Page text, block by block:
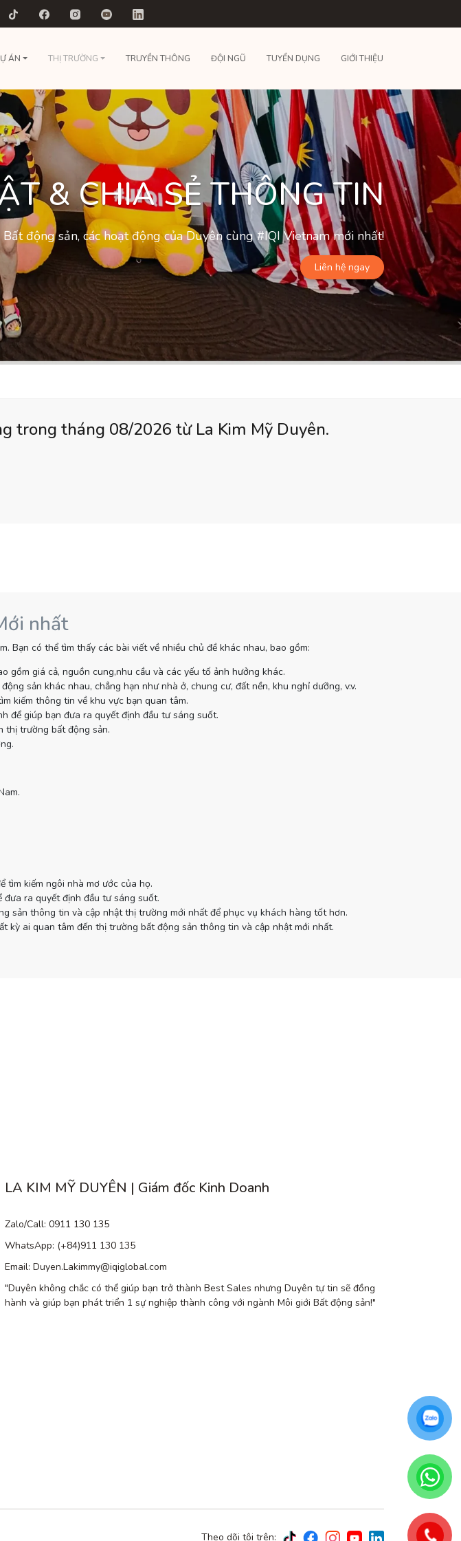
ÁN THỊ TRƯỜNG TRUYỀN THÔNG ĐỘI NGŨ TUYỂN DỤNG GIỚI THIỆU
& CHIA SẺ THÔNG TIN
động sản, các hoạt động của Duyên cùng #IQI Vietnam mới nhất!
Liên hệ ngay
trong tháng 08/2026 từ La Kim Mỹ Duyên.
nhất
có thể tìm thấy các bài viết về nhiều chủ đề khác nhau, bao gồm:
giá cả, nguồn cung,nhu cầu và các yếu tố ảnh hưởng khác.
sản khác nhau, chẳng hạn như nhà ở, chung cư, đất nền, khu nghỉ dưỡng, v.v.
kiếm thông tin về khu vực bạn quan tâm.
để giúp bạn đưa ra quyết định đầu tư sáng suốt.
thị trường bất động sản.
kiếm ngôi nhà mơ ước của họ.
ra quyết định đầu tư sáng suốt.
sản thông tin và cập nhật thị trường mới nhất để phục vụ khách hàng tốt hơn.
kỳ ai quan tâm đến thị trường bất động sản thông tin và cập nhật mới nhất.
LA KIM MỸ DUYÊN | Giám đốc Kinh Doanh
Zalo/Call: 0911 130 135
WhatsApp: (+84)911 130 135
Email: Duyen.Lakimmy@iqiglobal.com
"Duyên không chắc có thể giúp bạn trở thành Best Sales nhưng Duyên tự tin sẽ đồng
hành và giúp bạn phát triển 1 sự nghiệp thành công với ngành Môi giới Bất động sản!"
Theo dõi tôi trên: